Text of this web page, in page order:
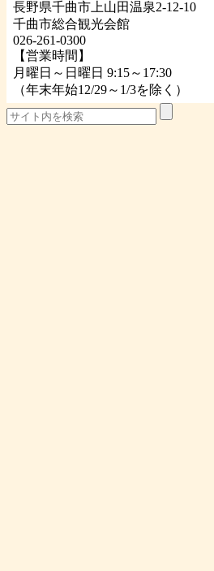
長野県千曲市上山田温泉2-12-10
千曲市総合観光会館
026-261-0300
【営業時間】
月曜日～日曜日 9:15～17:30
（年末年始12/29～1/3を除く）